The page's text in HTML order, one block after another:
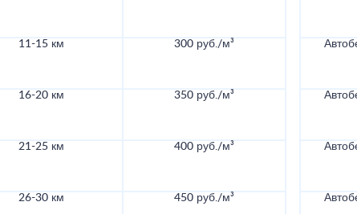
11-15 км 300 руб./м³
16-20 км 350 руб./м³
21-25 км 400 руб./м³
26-30 км 450 руб./м³